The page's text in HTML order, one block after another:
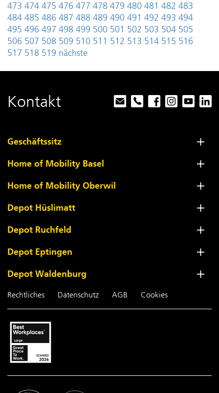
473 474 475 476 477 478 479 480 481 482 483
484 485 486 487 488 489 490 491 492 493 494
495 496 497 498 499 500 501 502 503 504 505
506 507 508 509 510 511 512 513 514 515 516
517 518 519 nächste
Kontakt
Geschäftssitz
Home of Mobility Basel
Home of Mobility Oberwil
Depot Hüslimatt
Depot Ruchfeld
Depot Eptingen
Depot Waldenburg
Rechtliches Datenschutz AGB Cookies